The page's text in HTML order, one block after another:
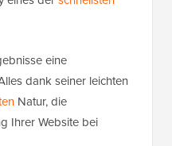
eine
dank seiner leichten
Natur, die
Ihrer Website bei